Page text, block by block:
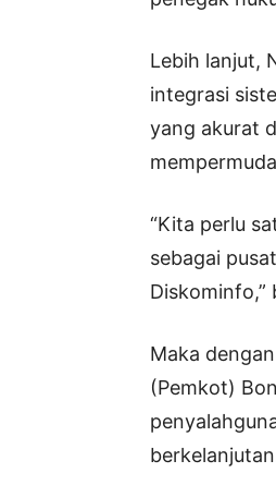
Lebih lanjut,
integrasi
yang akurat
“Kita perlu
sebagai
Diskominfo,”
Maka
(Pemkot)